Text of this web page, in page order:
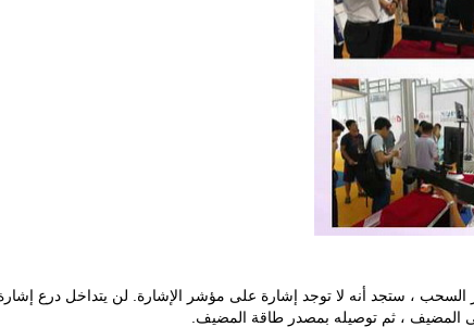
، ستجد أنه لا توجد إشارة على مؤشر الإشارة. لن يتداخل درع إشارة
المضيف ، ثم توصيله بمصدر طاقة المضيف.